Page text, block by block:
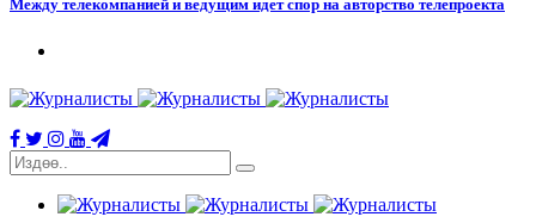
Между телекомпанией и ведущим идет спор на авторство телепроекта